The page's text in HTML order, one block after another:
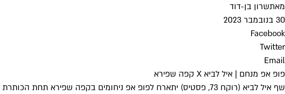
מאתשרון בן-דוד
30 בנובמבר 2023
Facebook
Twitter
Email
פופ אפ מנחם | איל לביא X קפה שפירא
שף איל לביא (רוקח 73, פסטיס) יתארח לפופ אפ ניחומים בקפה שפירא